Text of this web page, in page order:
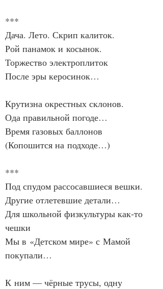
***
Дача. Лето. Скрип калиток.
Рой панамок и косынок.
Торжество электроплиток
После эры керосинок…
Крутизна окрестных склонов.
Ода правильной погоде…
Время газовых баллонов
(Копошится на подходе…)
***
Под спудом рассосавшиеся вешки.
Другие отлетевшие детали…
Для школьной физкультуры как‑то
чешки
Мы в «Детском мире» с Мамой
покупали…
К ним — чёрные трусы, одну